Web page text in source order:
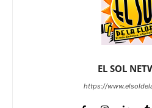
EL SOL
https://